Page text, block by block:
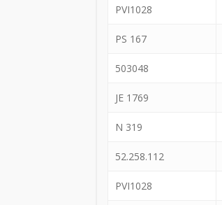
PVI1028
PS 167
503048
JE 1769
N 319
52.258.112
PVI1028